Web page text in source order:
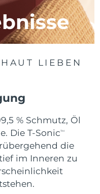
LIEBEN
% Schmutz, Öl
Die T-SonicTM
die
im Inneren zu
Lieferung8/9/26
Lieferung8/9/26
Lieferung8/11/26
8/9/26
Lieferung8/13/26
Lieferung8/10/26
Lieferung